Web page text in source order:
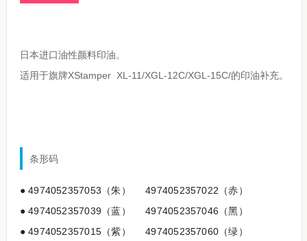
日本进口油性颜料印油。
适用于旗牌XStamper XL-11/XGL-12C/XGL-15C/的印油补充。
条形码
●4974052357053 （朱）4974052357022 （赤）
●4974052357039 （蓝）4974052357046 （黑）
●4974052357015 （紫）4974052357060 （绿）